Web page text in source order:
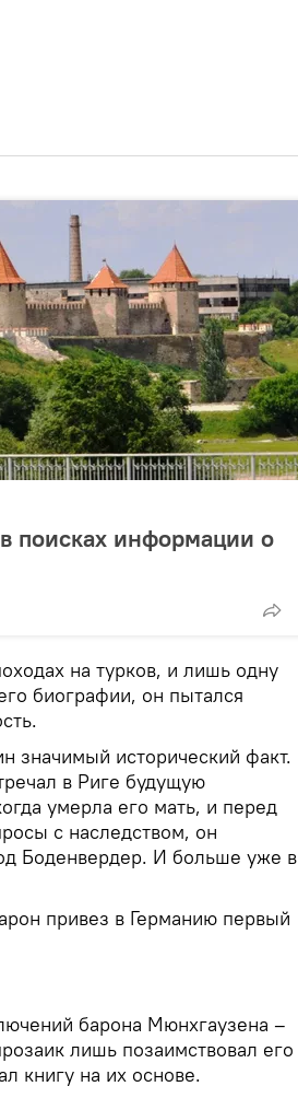
поисках информации о
на турков, и лишь одну
биографии, он пытался
значимый исторический факт.
в Риге будущую
умерла его мать, и перед
с наследством, он
Боденвердер. И больше уже в
привез в Германию первый
барона Мюнхгаузена –
лишь позаимствовал его
книгу на их основе.